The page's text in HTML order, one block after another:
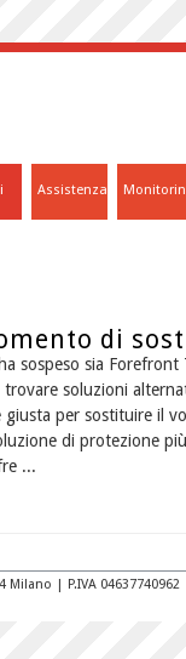
Assistenza
di
sospeso sia Forefront
soluzioni
giusta per sostituire il
di protezione
...
Milano | P.IVA